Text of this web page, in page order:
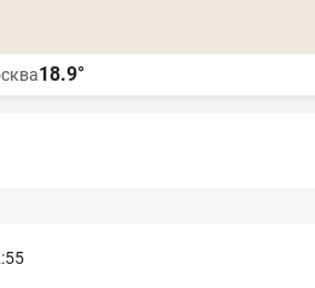
18.9°